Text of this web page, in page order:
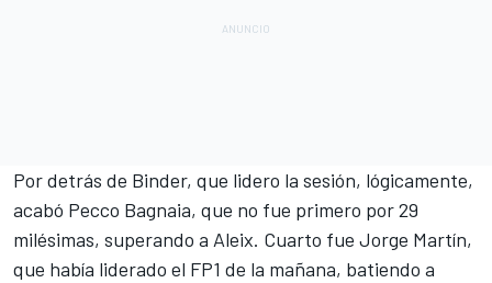
Por detrás de Binder, que lidero la sesión, lógicamente,
acabó Pecco Bagnaia, que no fue primero por 29
milésimas, superando a Aleix. Cuarto fue Jorge Martín,
que había liderado el FP1 de la mañana, batiendo a